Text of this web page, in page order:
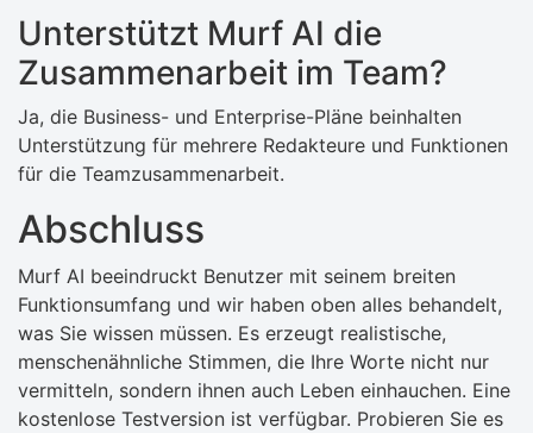
Unterstützt Murf AI die
Zusammenarbeit im Team?
Ja, die Business- und Enterprise-Pläne beinhalten
Unterstützung für mehrere Redakteure und Funktionen
für die Teamzusammenarbeit.
Abschluss
Murf AI beeindruckt Benutzer mit seinem breiten
Funktionsumfang und wir haben oben alles behandelt,
was Sie wissen müssen. Es erzeugt realistische,
menschenähnliche Stimmen, die Ihre Worte nicht nur
vermitteln, sondern ihnen auch Leben einhauchen. Eine
kostenlose Testversion ist verfügbar. Probieren Sie es